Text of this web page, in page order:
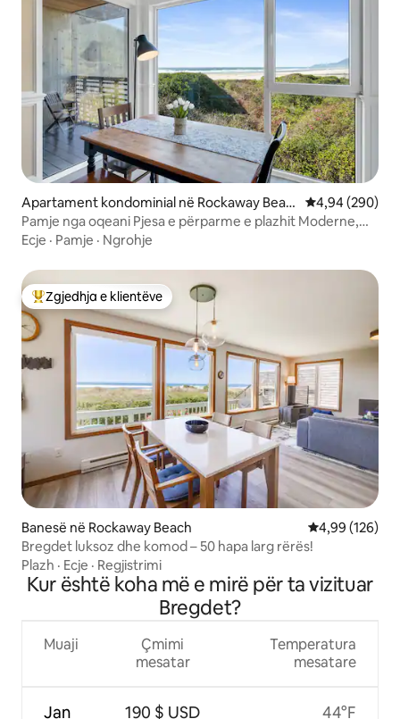
Apartament kondominial në Rockaway Beac
h
Vlerësimi
4,94 (290)
Pamje nga oqeani Pjesa e përparme e plazhit Moderne,
Banjat EnSuite
Ecje · Pamje · Ngrohje
Më të mirat e zgjedhjeve të klientëve
Zgjedhja e klientëve
Banesë në Rockaway Beach Vlerësimi
4,99 (126)
Bregdet luksoz dhe komod – 50 hapa larg rërës!
Plazh · Ecje · Regjistrimi
Kur është koha më e mirë për ta vizituar
Bregdet?
Muaji
Jan
Çmimi
mesatar
190 $ USD
Temperatura
mesatare
44°F